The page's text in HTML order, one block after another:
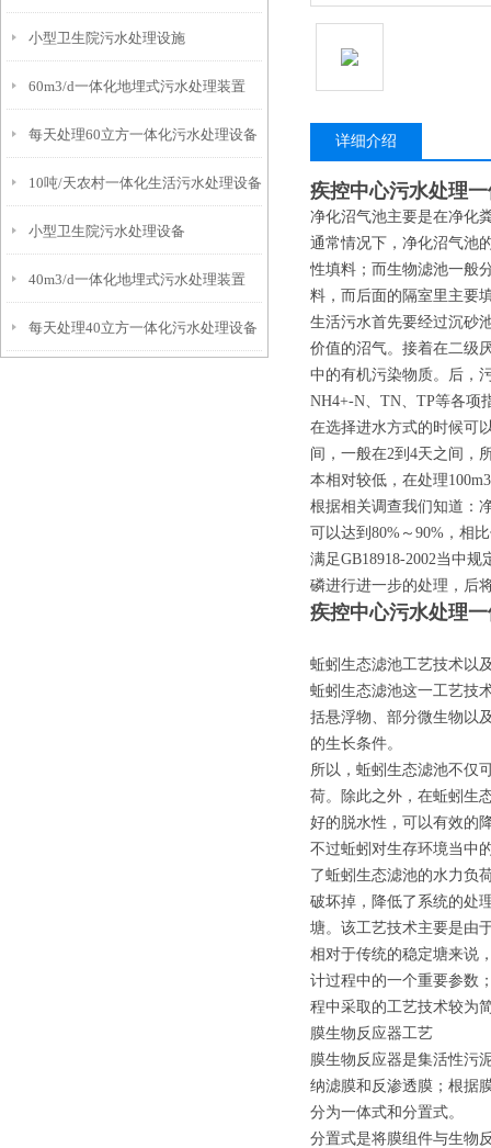
小型卫生院污水处理设施
60m3/d一体化地埋式污水处理装置
每天处理60立方一体化污水处理设备
10吨/天农村一体化生活污水处理设备
小型卫生院污水处理设备
40m3/d一体化地埋式污水处理装置
每天处理40立方一体化污水处理设备
详细介绍
疾控中心污水处理
净化沼气池主要是在净化
通常情况下，净化沼气池
性填料；而生物滤池一般
料，而后面的隔室里主要
生活污水首先要经过沉砂
价值的沼气。接着在二级
中的有机污染物质。后，
NH4+-N、TN、TP等各项
在选择进水方式的时候可
间，一般在2到4天之间，
本相对较低，在处理
根据相关调查我们知道：
可以达到80%～90%，相
满足GB18918-2002当中
磷进行进一步的处理，后
疾控中心污水处理
蚯蚓生态滤池工艺技术以
蚯蚓生态滤池这一工艺技
括悬浮物、部分微生物以
的生长条件。
所以，蚯蚓生态滤池不仅
荷。除此之外，在蚯蚓生
好的脱水性，可以有效的
不过蚯蚓对生存环境当中
了蚯蚓生态滤池的水力负
破坏掉，降低了系统的处
塘。该工艺技术主要是由
相对于传统的稳定塘来说
计过程中的一个重要参数
程中采取的工艺技术较为
膜生物反应器工艺
膜生物反应器是集活性污
纳滤膜和反渗透膜；根据
分为一体式和分置式。
分置式是将膜组件与生物